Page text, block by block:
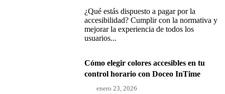
¿Qué estás dispuesto a pagar por la
accesibilidad? Cumplir con la normativa y
mejorar la experiencia de todos los
usuarios...
Cómo elegir colores accesibles en tu
control horario con Doceo InTime
enero 23, 2026